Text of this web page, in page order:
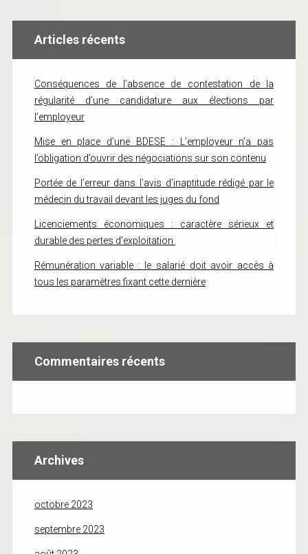
Articles récents
Conséquences de l’absence de contestation de la
régularité d’une candidature aux élections par
l’employeur
Mise en place d’une BDESE : L’employeur n’a pas
l’obligation d’ouvrir des négociations sur son contenu
Portée de l’erreur dans l’avis d’inaptitude rédigé par le
médecin du travail devant les juges du fond
Licenciements économiques : caractère sérieux et
durable des pertes d’exploitation
Rémunération variable : le salarié doit avoir accès à
tous les paramètres fixant cette dernière
Commentaires récents
Archives
octobre 2023
septembre 2023